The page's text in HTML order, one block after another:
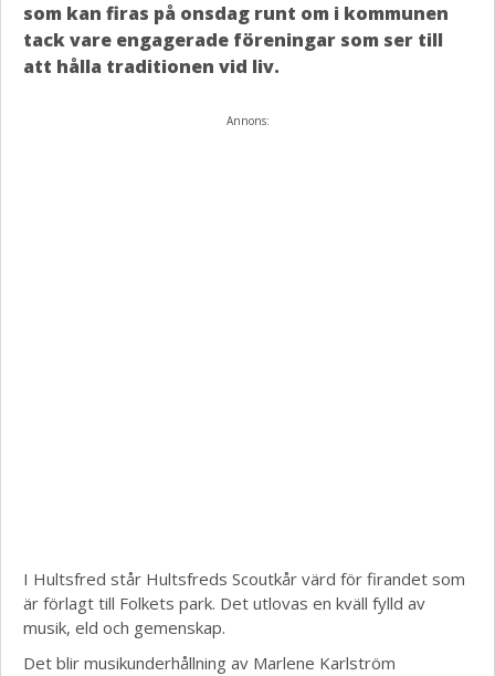
som kan firas på onsdag runt om i kommunen
tack vare engagerade föreningar som ser till
att hålla traditionen vid liv.
Annons:
I Hultsfred står Hultsfreds Scoutkår värd för firandet som
är förlagt till Folkets park. Det utlovas en kväll fylld av
musik, eld och gemenskap.
Det blir musikunderhållning av Marlene Karlström